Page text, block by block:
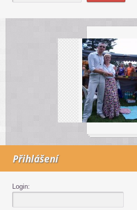
Přihlášení
Login: